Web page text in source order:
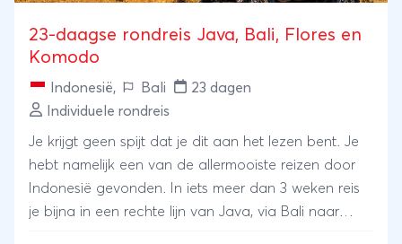
23-daagse rondreis Java, Bali, Flores en
Komodo
Indonesië, Bali
23 dagen
Individuele rondreis
Je krijgt geen spijt dat je dit aan het lezen bent. Je
hebt namelijk een van de allermooiste reizen door
Indonesië gevonden. In iets meer dan 3 weken reis
je bijna in een rechte lijn van Java, via Bali naar